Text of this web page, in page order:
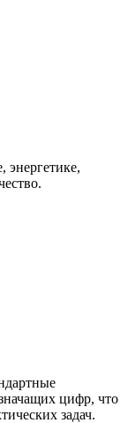
энергетике,
цифр, что
задач.